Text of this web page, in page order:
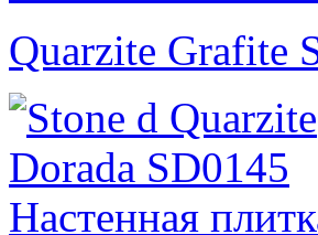
Quarzite Grafite